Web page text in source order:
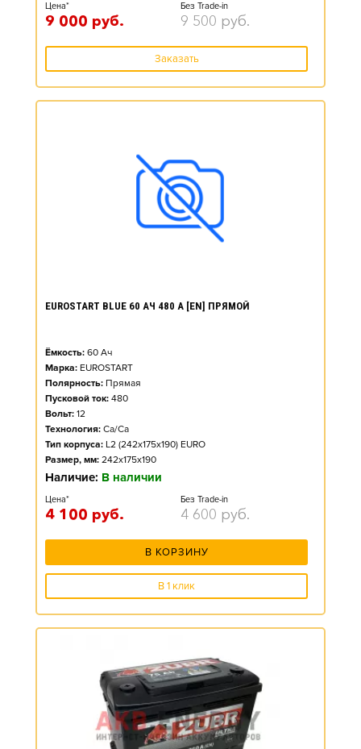
Цена*
9 000 руб.
Без Trade-in
9 500 руб.
Заказать
EUROSTART BLUE 60 АЧ 480 А [EN] ПРЯМОЙ
Ёмкость: 60 Ач
Марка: EUROSTART
Полярность: Прямая
Пусковой ток: 480
Вольт: 12
Технология: Ca/Ca
Тип корпуса: L2 (242x175x190) EURO
Размер, мм: 242x175x190
Наличие: В наличии
Цена*
4 100 руб.
Без Trade-in
4 600 руб.
В КОРЗИНУ
В 1 клик